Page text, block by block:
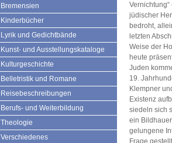
Bremensien
Kinderbücher
Lyrik und Gedichtbände
Kunst- und Ausstellungskataloge
Kulturgeschichte
Belletristik und Romane
Reisebeschreibungen
Berufs- und Weiterbildung
Theologie
Verschiedenes
jüdischer
bedroht,
letzten
Weise der
heute
Juden
19.
Klempner
Existenz
siedeln sich
ein
gelungene
Frage